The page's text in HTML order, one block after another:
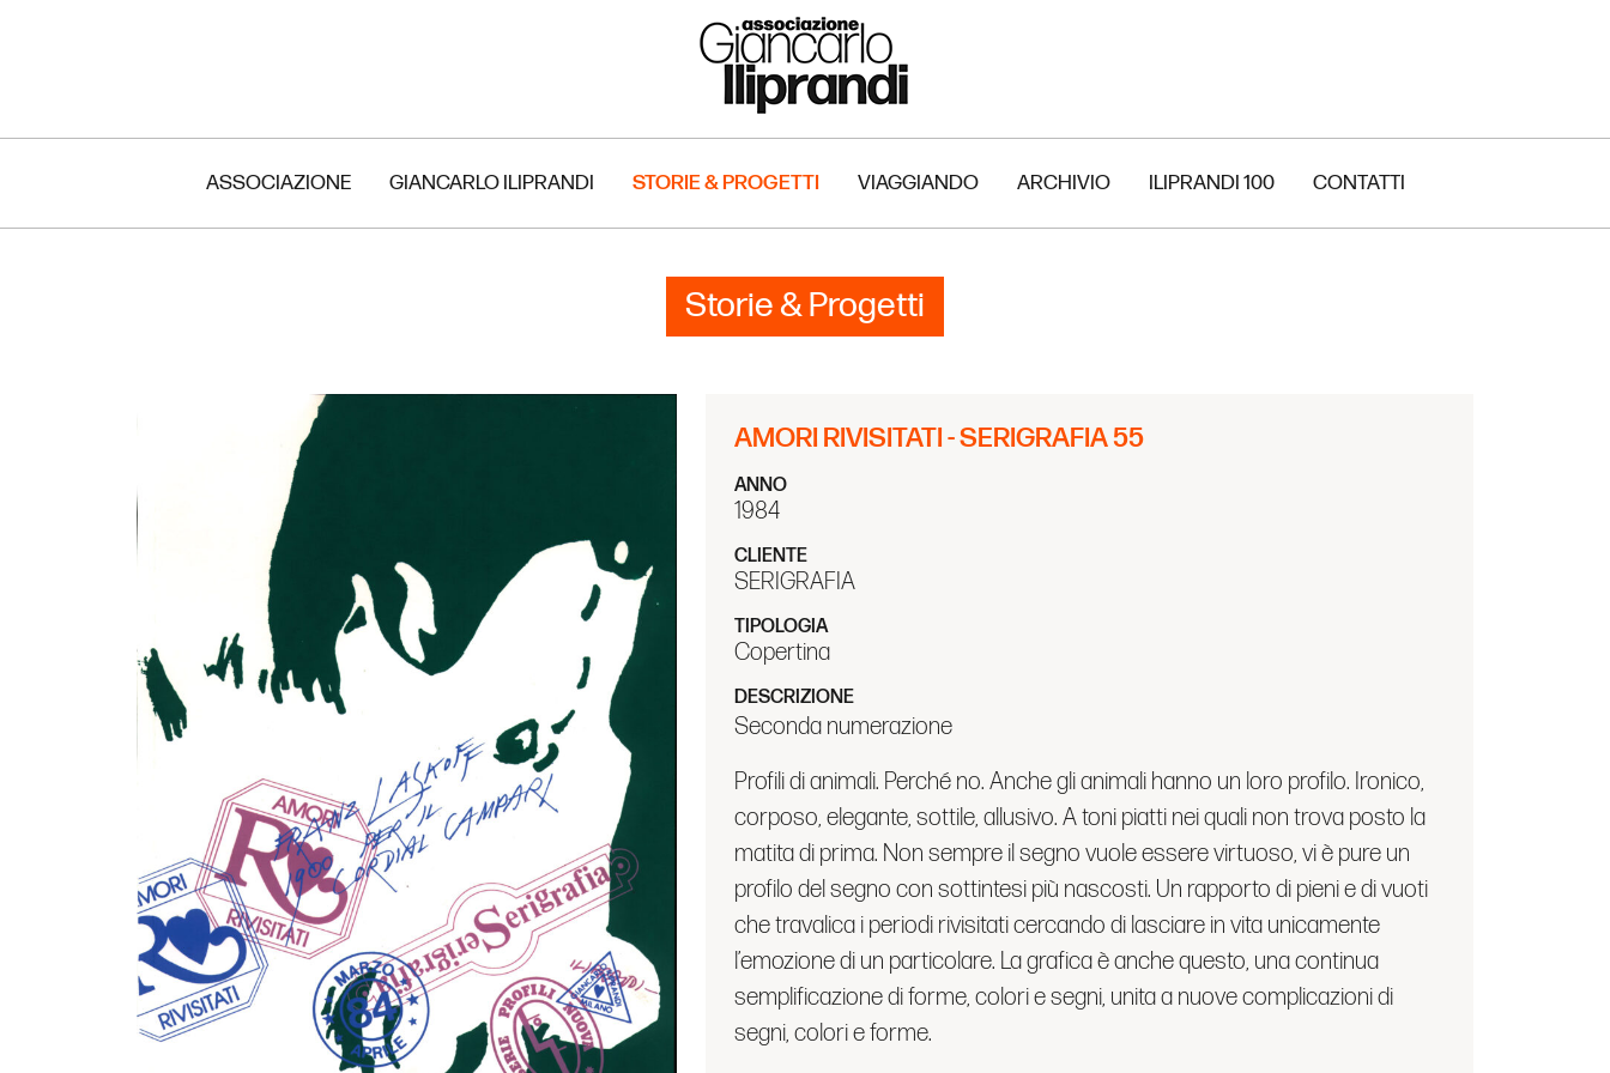
ASSOCIAZIONE GIANCARLO ILIPRANDI STORIE & PROGETTI VIAGGIANDO ARCHIVIO ILIPRANDI 100 CONTATTI
Storie & Progetti
AMORI RIVISITATI - SERIGRAFIA 55
ANNO
1984
CLIENTE
SERIGRAFIA
TIPOLOGIA
Copertina
DESCRIZIONE
Seconda numerazione
Profili di animali. Perché no. Anche gli animali hanno un loro profilo. Ironico,
corposo, elegante, sottile, allusivo. A toni piatti nei quali non trova posto la
matita di prima. Non sempre il segno vuole essere virtuoso, vi è pure un
profilo del segno con sottintesi più nascosti. Un rapporto di pieni e di vuoti
che travalica i periodi rivisitati cercando di lasciare in vita unicamente
l’emozione di un particolare. La grafica è anche questo, una continua
semplificazione di forme, colori e segni, unita a nuove complicazioni di
segni, colori e forme.